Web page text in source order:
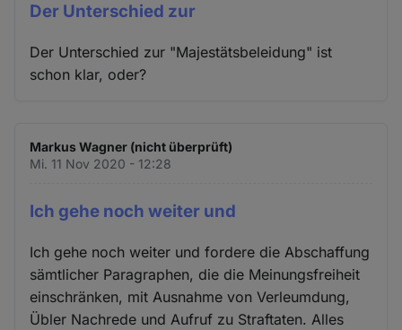
Der Unterschied zur
Der Unterschied zur "Majestätsbeleidung" ist
schon klar, oder?
Markus Wagner (nicht überprüft)
Mi. 11 Nov 2020 - 12:28
Ich gehe noch weiter und
Ich gehe noch weiter und fordere die Abschaffung
sämtlicher Paragraphen, die die Meinungsfreiheit
einschränken, mit Ausnahme von Verleumdung,
Übler Nachrede und Aufruf zu Straftaten. Alles